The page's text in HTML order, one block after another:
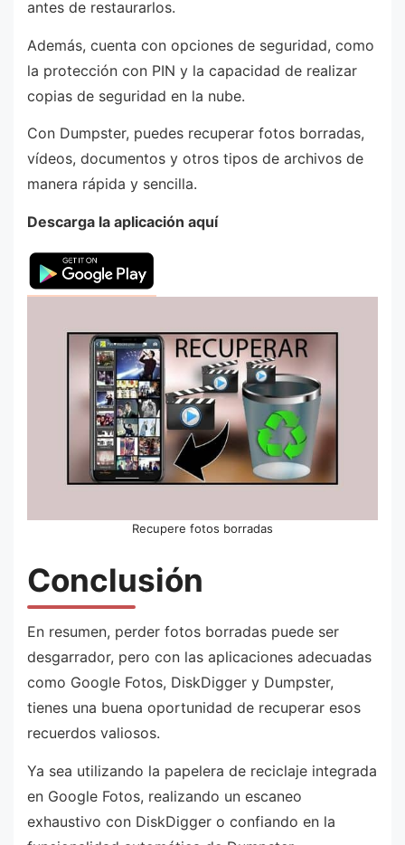
antes de restaurarlos.
Además, cuenta con opciones de seguridad, como
la protección con PIN y la capacidad de realizar
copias de seguridad en la nube.
Con Dumpster, puedes recuperar fotos borradas,
vídeos, documentos y otros tipos de archivos de
manera rápida y sencilla.
Descarga la aplicación aquí
Recupere fotos borradas
Conclusión
En resumen, perder fotos borradas puede ser
desgarrador, pero con las aplicaciones adecuadas
como Google Fotos, DiskDigger y Dumpster,
tienes una buena oportunidad de recuperar esos
recuerdos valiosos.
Ya sea utilizando la papelera de reciclaje integrada
en Google Fotos, realizando un escaneo
exhaustivo con DiskDigger o confiando en la